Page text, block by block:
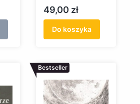
Barbara Kanold
Cena
49,00 zł
Do koszyka
Bestseller